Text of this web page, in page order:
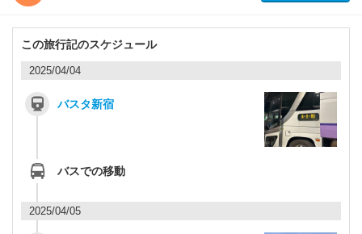
この旅行記のスケジュール
2025/04/04
バスタ新宿
バスでの移動
2025/04/05